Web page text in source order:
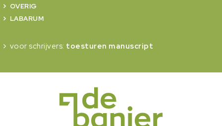
OVERIG
LABARUM
voor schrijvers: toesturen manuscript